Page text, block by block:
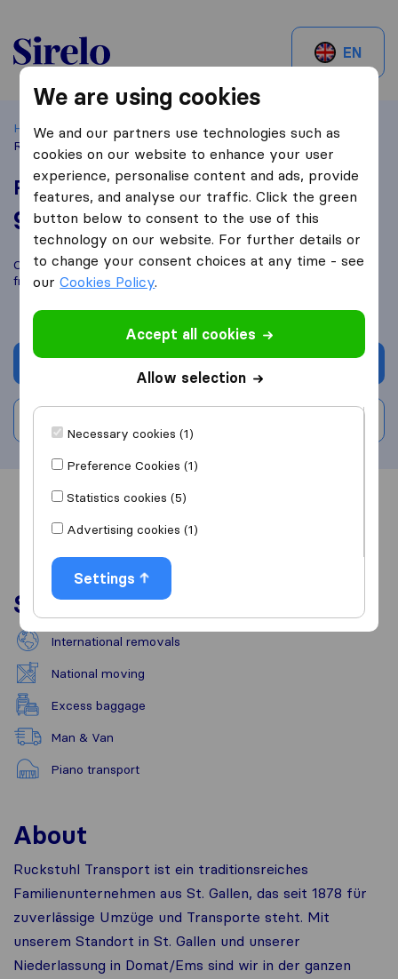
Sirelo.ch
EN
Home Best Moving Companies in Switzerland
St. Gallen
Ruckstuhl Transport
Ruckstuhl Transport
9,2 based on11
Sirelo and Google reviews
i
Compare Ruckstuhl Transport with othermoving companies
fromSt. Gallen
Get quote
Overview Reviews
Services
International removals
National moving
Excess baggage
Man & Van
Piano transport
About
Ruckstuhl Transport ist ein traditionsreiches
Familienunternehmen aus St. Gallen, das seit 1878 für
zuverlässige Umzüge und Transporte steht. Mit
unserem Standort in St. Gallen und unserer
Niederlassung in Domat/Ems sind wir in der ganzen
We are using cookies
We and our partners use technologies such as
cookies on our website to enhance your user
experience, personalise content and ads, provide
features, and analyse our traffic. Click the green
button below to consent to the use of this
technology on our website. For further details or
to change your consent choices at any time - see
ourCookies Policy.
Accept all cookies
Allow selection
Necessary cookies (1)
Preference Cookies (1)
Statistics cookies (5)
Advertising cookies (1)
Settings